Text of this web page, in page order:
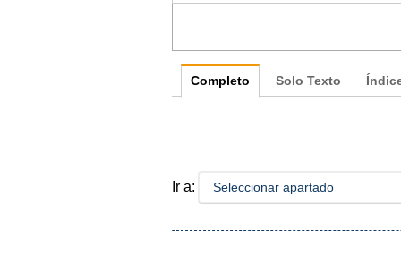
Completo Solo Texto
Ir a: Seleccionar apartado